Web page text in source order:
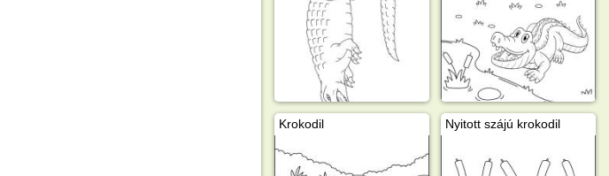
Krokodil Nyitott szájú krokodil